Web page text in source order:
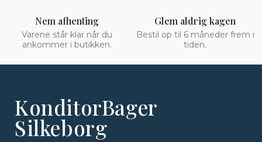
Nem afhenting
Varene står klar når du
ankommer i butikken.
Glem aldrig kagen
Bestil op til 6 måneder frem i
tiden.
KonditorBager
Silkeborg